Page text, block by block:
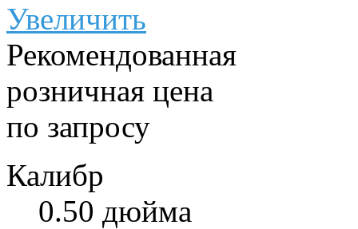
Увеличить
Рекомендованная
розничная цена
по запросу
Калибр
0.50 дюйма